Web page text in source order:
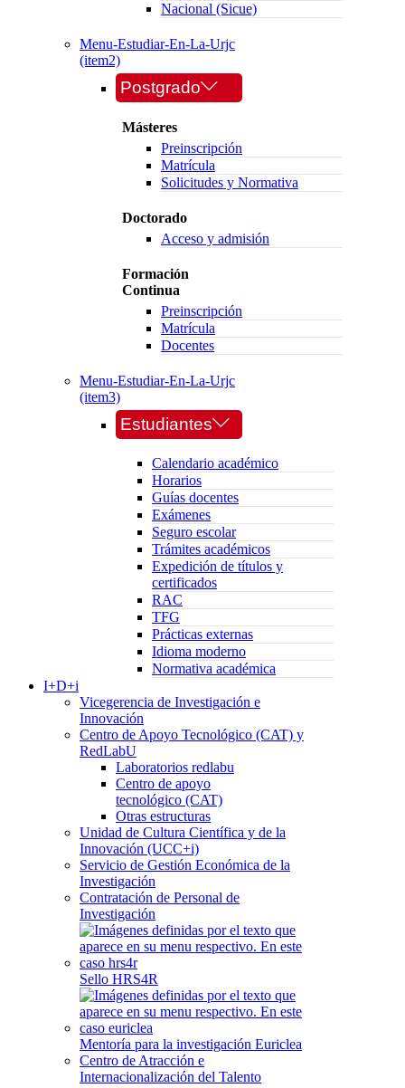
Nacional (Sicue)
Menu-Estudiar-En-La-Urjc
(item2)
Postgrado
Másteres
Preinscripción
Matrícula
Solicitudes y Normativa
Doctorado
Acceso y admisión
Formación
Continua
Preinscripción
Matrícula
Docentes
Menu-Estudiar-En-La-Urjc
(item3)
Estudiantes
Calendario académico
Horarios
Guías docentes
Exámenes
Seguro escolar
Trámites académicos
Expedición de títulos y
certificados
RAC
TFG
Prácticas externas
Idioma moderno
Normativa académica
I+D+i
Vicegerencia de Investigación e
Innovación
Centro de Apoyo Tecnológico (CAT) y
RedLabU
Laboratorios redlabu
Centro de apoyo
tecnológico (CAT)
Otras estructuras
Unidad de Cultura Científica y de la
Innovación (UCC+i)
Servicio de Gestión Económica de la
Investigación
Contratación de Personal de
Investigación
Sello HRS4R
Mentoría para la investigación Euriclea
Centro de Atracción e
Internacionalización del Talento